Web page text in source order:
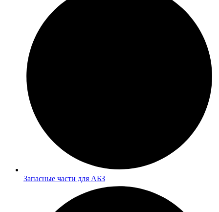
Запасные части для АБЗ